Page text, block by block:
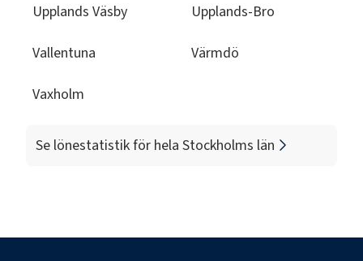
Upplands Väsby Upplands-Bro
Vallentuna Värmdö
Vaxholm
Se lönestatistik för hela Stockholms län